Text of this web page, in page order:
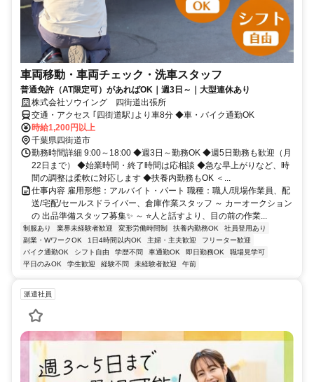
車両移動・車両チェック・洗車スタッフ
普通免許（AT限定可）があればOK｜週3日～｜大型連休あり
株式会社ソウイング 四街道出張所
交通・アクセス ｢四街道駅｣より車8分 ◆車・バイク通勤OK
時給1,200円以上
千葉県四街道市
勤務時間詳細 9:00～18:00 ◆週3日～勤務OK ◆週5日勤務も歓迎（月
22日まで） ◆始業時間・終了時間は応相談 ◆急な早上がりなど、時
間の調整は柔軟に対応します ◆扶養内勤務もOK ＜...
仕事内容 雇用形態：アルバイト・パート 職種：職人/現場作業員、配
送/宅配/セールスドライバー、倉庫作業スタッフ ～ カーオークション
の 出品準備スタッフ募集✨ ～ ⭐人と話すより、目の前の作業...
制服あり 業界未経験者歓迎 変形労働時間制 扶養内勤務OK
社員登用あり
副業・WワークOK
1日4時間以内OK 主婦・主夫歓迎
フリーター歓迎
バイク通勤OK
シフト自由 学歴不問 車通勤OK 即日勤務OK
職場見学可
平日のみOK
学生歓迎 経験不問 未経験者歓迎 午前
派遣社員